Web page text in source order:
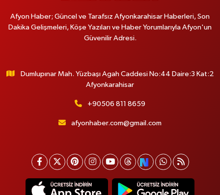
Afyon Haber; Güncel ve Tarafsız Afyonkarahisar Haberleri, Son
Dakika Gelişmeleri, Köşe Yazıları ve Haber Yorumlarıyla Afyon'un
Güvenilir Adresi.
Dumlupınar Mah. Yüzbaşı Agah Caddesi No:44 Daire:3 Kat:2
Afyonkarahisar
+90506 811 8659
afyonhaber.com@gmail.com